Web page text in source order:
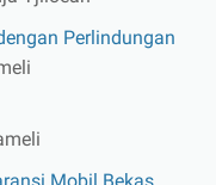
Perlindungan